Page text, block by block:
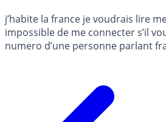
j’habite la france je voudrais lire
impossible de me connecter s’il
numero d’une personne parlant